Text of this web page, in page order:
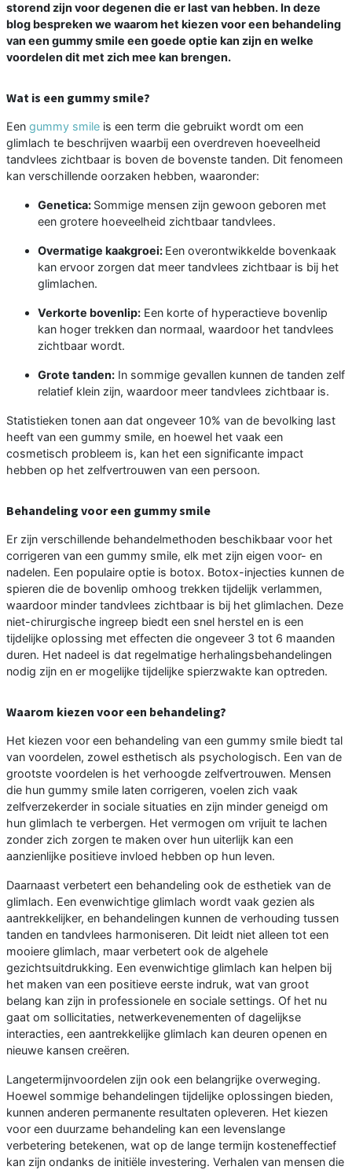
storend zijn voor degenen die er last van hebben. In deze
blog bespreken we waarom het kiezen voor een behandeling
van een gummy smile een goede optie kan zijn en welke
voordelen dit met zich mee kan brengen.
Wat is een gummy smile?
Een gummy smile is een term die gebruikt wordt om een
glimlach te beschrijven waarbij een overdreven hoeveelheid
tandvlees zichtbaar is boven de bovenste tanden. Dit fenomeen
kan verschillende oorzaken hebben, waaronder:
Genetica: Sommige mensen zijn gewoon geboren met
een grotere hoeveelheid zichtbaar tandvlees.
Overmatige kaakgroei: Een overontwikkelde bovenkaak
kan ervoor zorgen dat meer tandvlees zichtbaar is bij het
glimlachen.
Verkorte bovenlip: Een korte of hyperactieve bovenlip
kan hoger trekken dan normaal, waardoor het tandvlees
zichtbaar wordt.
Grote tanden: In sommige gevallen kunnen de tanden zelf
relatief klein zijn, waardoor meer tandvlees zichtbaar is.
Statistieken tonen aan dat ongeveer 10% van de bevolking last
heeft van een gummy smile, en hoewel het vaak een
cosmetisch probleem is, kan het een significante impact
hebben op het zelfvertrouwen van een persoon.
Behandeling voor een gummy smile
Er zijn verschillende behandelmethoden beschikbaar voor het
corrigeren van een gummy smile, elk met zijn eigen voor- en
nadelen. Een populaire optie is botox. Botox-injecties kunnen de
spieren die de bovenlip omhoog trekken tijdelijk verlammen,
waardoor minder tandvlees zichtbaar is bij het glimlachen. Deze
niet-chirurgische ingreep biedt een snel herstel en is een
tijdelijke oplossing met effecten die ongeveer 3 tot 6 maanden
duren. Het nadeel is dat regelmatige herhalingsbehandelingen
nodig zijn en er mogelijke tijdelijke spierzwakte kan optreden.
Waarom kiezen voor een behandeling?
Het kiezen voor een behandeling van een gummy smile biedt tal
van voordelen, zowel esthetisch als psychologisch. Een van de
grootste voordelen is het verhoogde zelfvertrouwen. Mensen
die hun gummy smile laten corrigeren, voelen zich vaak
zelfverzekerder in sociale situaties en zijn minder geneigd om
hun glimlach te verbergen. Het vermogen om vrijuit te lachen
zonder zich zorgen te maken over hun uiterlijk kan een
aanzienlijke positieve invloed hebben op hun leven.
Daarnaast verbetert een behandeling ook de esthetiek van de
glimlach. Een evenwichtige glimlach wordt vaak gezien als
aantrekkelijker, en behandelingen kunnen de verhouding tussen
tanden en tandvlees harmoniseren. Dit leidt niet alleen tot een
mooiere glimlach, maar verbetert ook de algehele
gezichtsuitdrukking. Een evenwichtige glimlach kan helpen bij
het maken van een positieve eerste indruk, wat van groot
belang kan zijn in professionele en sociale settings. Of het nu
gaat om sollicitaties, netwerkevenementen of dagelijkse
interacties, een aantrekkelijke glimlach kan deuren openen en
nieuwe kansen creëren.
Langetermijnvoordelen zijn ook een belangrijke overweging.
Hoewel sommige behandelingen tijdelijke oplossingen bieden,
kunnen anderen permanente resultaten opleveren. Het kiezen
voor een duurzame behandeling kan een levenslange
verbetering betekenen, wat op de lange termijn kosteneffectief
kan zijn ondanks de initiële investering. Verhalen van mensen die